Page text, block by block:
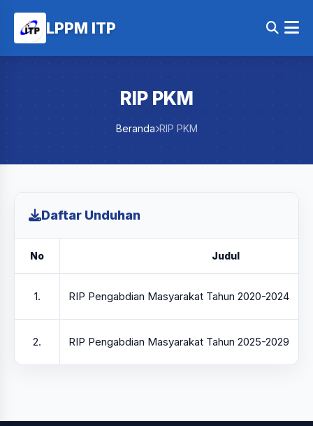
LPPM ITP
RIP PKM
Beranda RIP PKM
Daftar Unduhan
No Judul
1. RIP Pengabdian Masyarakat Tahun 2020-2024
2. RIP Pengabdian Masyarakat Tahun 2025-2029